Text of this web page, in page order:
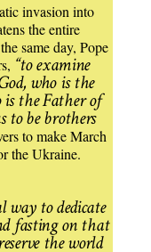
invasion into
the entire
same day, Pope
“to examine
who is the
is the Father of
to be brothers
to make March
the Ukraine.
way to dedicate
fasting on that
the world